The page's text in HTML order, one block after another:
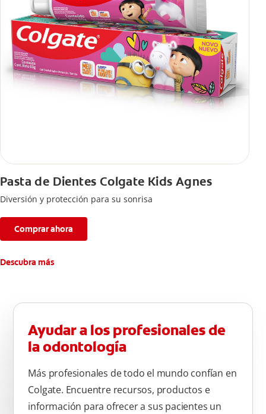
Pasta de Dientes Colgate Kids Agnes
Diversión y protección para su sonrisa
Comprar ahora
Descubra más
Ayudar a los profesionales de
la odontología
Más profesionales de todo el mundo confían en
Colgate. Encuentre recursos, productos e
información para ofrecer a sus pacientes un